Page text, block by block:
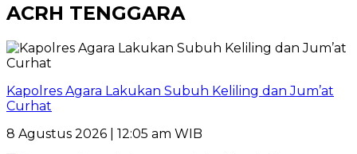
ACRH TENGGARA
Kapolres Agara Lakukan Subuh Keliling dan Jum’at
Curhat
8 Agustus 2026 | 12:05 am WIB